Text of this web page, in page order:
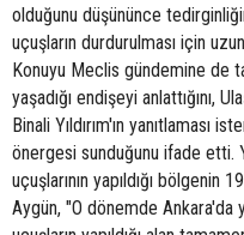
olduğunu düşününce
uçuşların durdurulması için
Konuyu Meclis gündemine de
yaşadığı endişeyi anlattığını,
Binali Yıldırım'ın yanıtlaması
önergesi sunduğunu ifade etti.
uçuşlarının yapıldığı bölgenin
Aygün, "O dönemde Ankara'da